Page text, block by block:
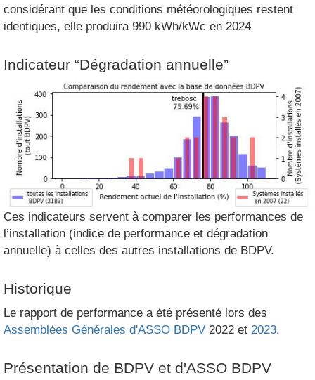
considérant que les conditions météorologiques restent
identiques, elle produira 990 kWh/kWc en 2024
Indicateur “Dégradation annuelle”
Ces indicateurs servent à comparer les performances de
l’installation (indice de performance et dégradation
annuelle) à celles des autres installations de BDPV.
Historique
Le rapport de performance a été présenté lors des
Assemblées Générales d'ASSO BDPV 2022 et 2023.
Présentation de BDPV et d'ASSO BDPV